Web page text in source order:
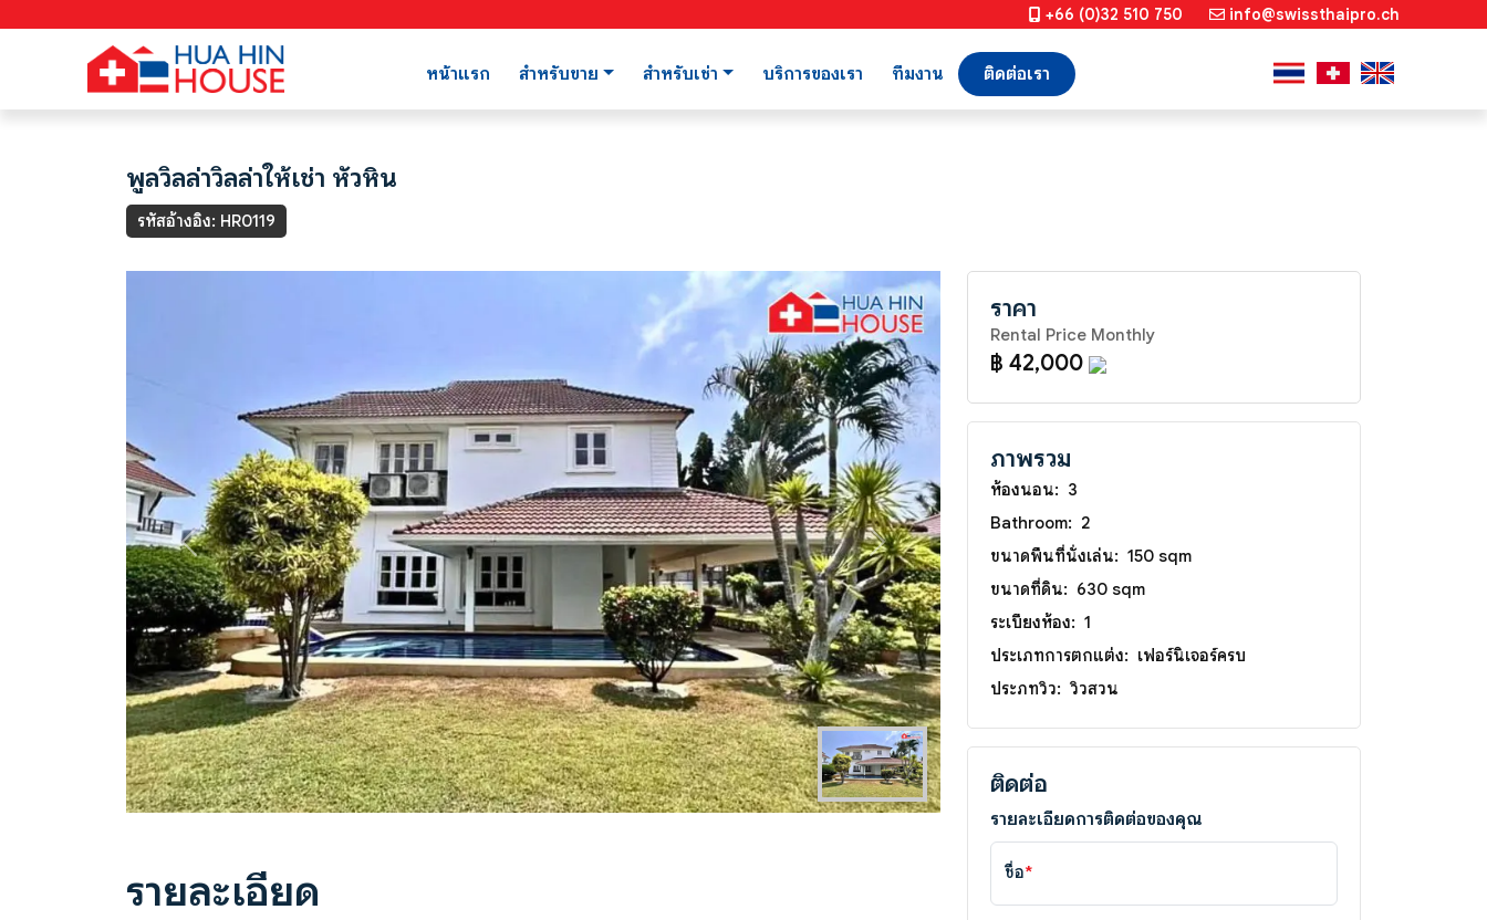
+66 (0)32 510 750 info@swissthaipro.ch
หน้าแรก สำหรับขาย สำหรับเช่า บริการของเรา ทีมงาน ติดต่อเรา
พูลวิลล่าวิลล่าให้เช่า หัวหิน
รหัสอ้างอิง: HR0119
Previous Next
รายละเอียด
ราคา
Rental Price Monthly
฿ 42,000
ภาพรวม
ห้องนอน: 3
Bathroom: 2
ขนาดพื้นที่นั่งเล่น: 150 sqm
ขนาดที่ดิน: 630 sqm
ระเบียงห้อง: 1
ประเภทการตกแต่ง: เฟอร์นิเจอร์ครบ
ประภทวิว: วิวสวน
ติดต่อ
รายละเอียดการติดต่อของคุณ
ชื่อ*